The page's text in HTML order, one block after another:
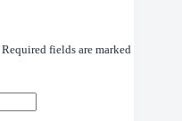
Required fields are marked